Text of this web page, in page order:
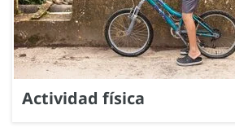
Actividad física